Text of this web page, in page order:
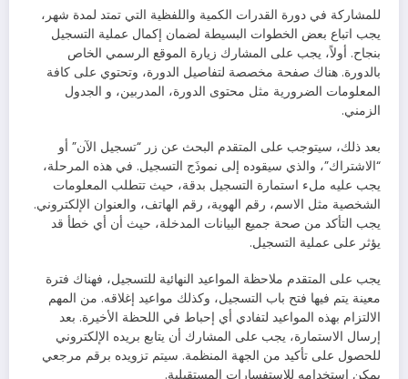
للمشاركة في دورة القدرات الكمية واللفظية التي تمتد لمدة شهر،
يجب اتباع بعض الخطوات البسيطة لضمان إكمال عملية التسجيل
بنجاح. أولاً، يجب على المشارك زيارة الموقع الرسمي الخاص
بالدورة. هناك صفحة مخصصة لتفاصيل الدورة، وتحتوي على كافة
المعلومات الضرورية مثل محتوى الدورة، المدربين، و الجدول
الزمني.
بعد ذلك، سيتوجب على المتقدم البحث عن زر “تسجيل الآن” أو
“الاشتراك”، والذي سيقوده إلى نموذَج التسجيل. في هذه المرحلة،
يجب عليه ملء استمارة التسجيل بدقة، حيث تتطلب المعلومات
الشخصية مثل الاسم، رقم الهوية، رقم الهاتف، والعنوان الإلكتروني.
يجب التأكد من صحة جميع البيانات المدخلة، حيث أن أي خطأ قد
يؤثر على عملية التسجيل.
يجب على المتقدم ملاحظة المواعيد النهائية للتسجيل، فهناك فترة
معينة يتم فيها فتح باب التسجيل، وكذلك مواعيد إغلاقه. من المهم
الالتزام بهذه المواعيد لتفادي أي إحباط في اللحظة الأخيرة. بعد
إرسال الاستمارة، يجب على المشارك أن يتابع بريده الإلكتروني
للحصول على تأكيد من الجهة المنظمة. سيتم تزويده برقم مرجعي
يمكن استخدامه للاستفسارات المستقبلية.